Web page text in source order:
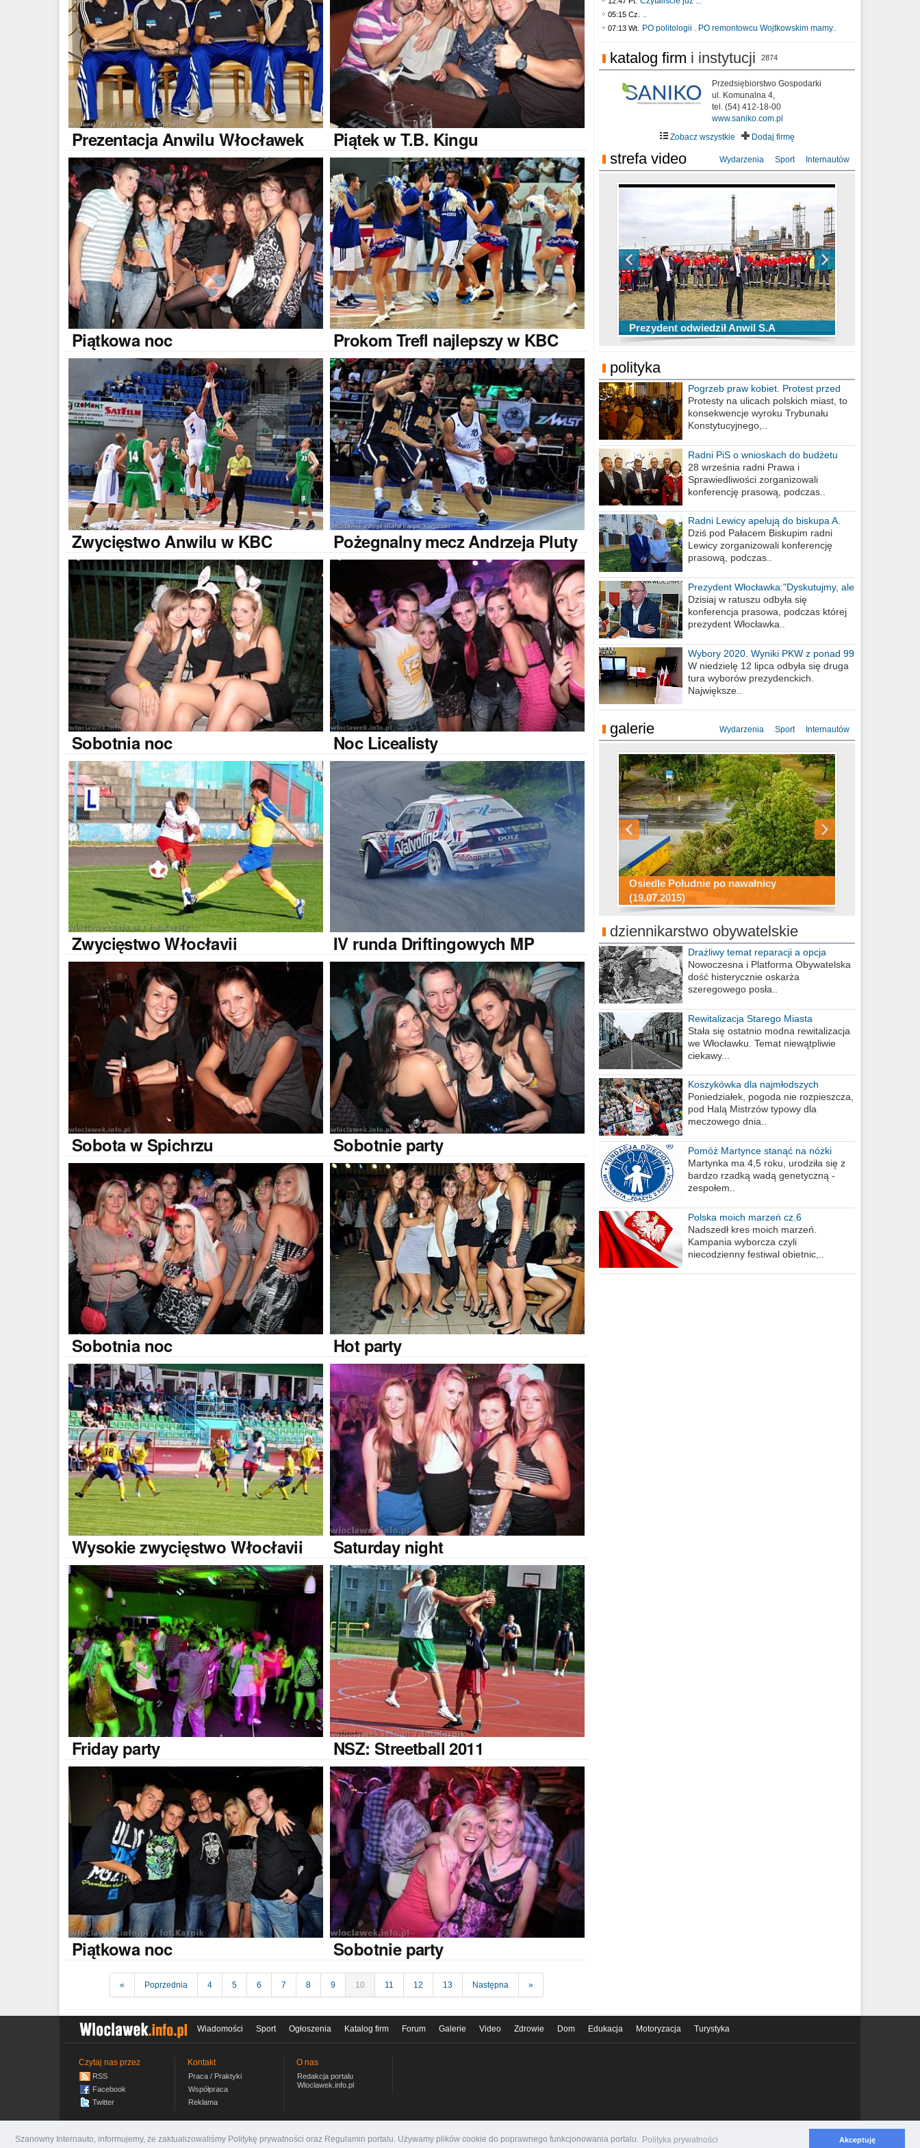
Szanowny Internauto, informujemy, że zaktualizowaliśmy Politykę prywatności oraz Regulamin portalu. Używamy plików cookie do poprawnego funkcjonowania portalu. Polityka prywatności Akceptuję
Prezentacja Anwilu Włocławek Piątekw T.B. Kingu
Piątkowanoc Prokom Trefl najlepszy w KBC
ZwycięstwoAnwilu w KBC Pożegnalnymecz Andrzeja Pluty
Sobotnia noc NocLicealisty
ZwycięstwoWłocłavii IVrunda Driftingowych MP
Sobotaw Spichrzu Sobotnieparty
Sobotnianoc Hotparty
Wysokiezwycięstwo Włocłavii Saturdaynight
Fridayparty NSZ: Streetball 2011
Piątkowanoc Sobotnieparty
« Poprzednia 4 5 6 7 8 9 10 11 12 13 Następna »
05:15 Cz. ..
07:13 Wt. PO politologii . PO remontowcu Wojtkowskim mamy..
katalog firm i instytucji 2874
Przedsiębiorstwo Gospodarki
ul. Komunalna 4,
tel. (54) 412-18-00
www.saniko.com.pl
Zobacz wszystkie
Dodaj firmę
strefa video Wydarzenia Sport Internautów
Prezydent odwiedził Anwil S.A
TOP 10 przechwytów Anwilu Włocławek
w EBL w sezonie 2019/2020
TOP 5 rzutów Anwilu Włocławek w BCL
w sezonie 2019/2020
Ni To Ponk - W oczach mamy strach
sixf33t .Last Year DRONE FOOTAGE
Włocławek
XXIII Sesja Rady Miasta Włocławek VIII
kadencji w dniu 09.06.2020 r.
polityka
Pogrzeb praw kobiet. Protest przed
biurem poselskim PiS
Protesty na ulicach polskich miast, to
konsekwencje wyroku Trybunału
Konstytucyjnego,..
Radni PiS o wnioskach do budżetu
miasta na 2021 rok
28 września radni Prawa i
Sprawiedliwości zorganizowali
konferencję prasową, podczas..
Radni Lewicy apelują do biskupa A.
Wiesława Meringa
Dziś pod Pałacem Biskupim radni
Lewicy zorganizowali konferencję
prasową, podczas..
Prezydent Włocławka:"Dyskutujmy, ale
nie obrażajmy się”
Dzisiaj w ratuszu odbyła się
konferencja prasowa, podczas której
prezydent Włocławka..
Wybory 2020. Wyniki PKW z ponad 99
procent obwodów
W niedzielę 12 lipca odbyła się druga
tura wyborów prezydenckich.
Największe..
galerie Wydarzenia Sport Internautów
Osiedle Południe po nawałnicy
(19.07.2015)
Wizytówka Włocławka
polowanie wigilijne 2014
Miasto kładzie się do snu .
Konkurs fotograficzny "Co to za
miejsca"
Ścieżka rowerowa w naszym mieście
dziennikarstwo obywatelskie
Drażliwy temat reparacji a opcja
berlińska
Nowoczesna i Platforma Obywatelska
dość histerycznie oskarża
szeregowego posła..
Rewitalizacja Starego Miasta
Stała się ostatnio modna rewitalizacja
we Włocławku. Temat niewątpliwie
ciekawy...
Koszykówka dla najmłodszych
Poniedziałek, pogoda nie rozpieszcza,
pod Halą Mistrzów typowy dla
meczowego dnia..
Pomóż Martynce stanąć na nóżki
Martynka ma 4,5 roku, urodziła się z
bardzo rzadką wadą genetyczną -
zespołem..
Polska moich marzeń cz.6
Nadszedł kres moich marzeń.
Kampania wyborcza czyli
niecodzienny festiwal obietnic,..
Wiadomości Sport Ogłoszenia Katalog firm Forum Galerie Video Zdrowie Dom Edukacja Motoryzacja Turystyka
Czytaj nas przez
RSS
Facebook
Twitter
Kontakt
Praca / Praktyki
Współpraca
Reklama
O nas
Redakcja portalu
Wloclawek.info.pl
wloclawek.info.pl © 2007-2026 Włocławski Portal informacyjny Polityka prywatności